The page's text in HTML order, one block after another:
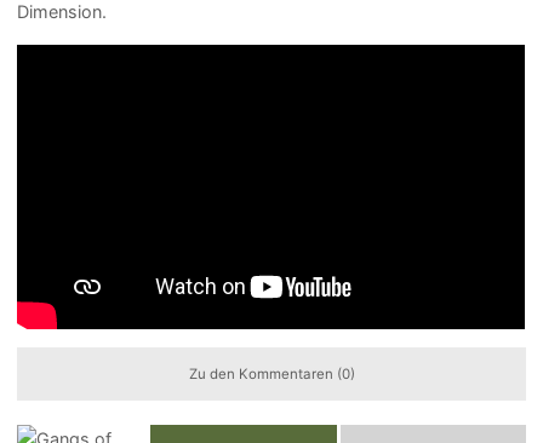
Dimension.
Zu den Kommentaren (0)